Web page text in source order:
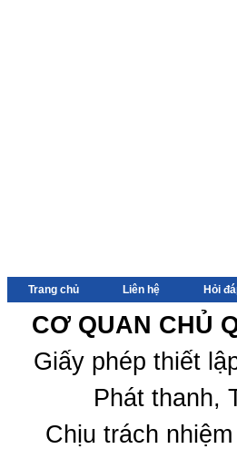
Trang chủ Liên hệ Hỏi
CƠ QUAN CHỦ
Giấy phép thiết
Phát thanh,
Chịu trách